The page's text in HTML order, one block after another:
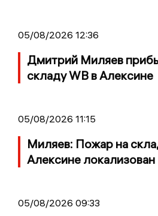
05/08/2026 12:36
Дмитрий Миляев
складу WB в Алексине
05/08/2026 11:15
Миляев: Пожар на
Алексине локализован
05/08/2026 09:33